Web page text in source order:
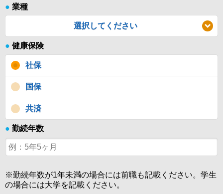
● 業種
選択してください
● 健康保険
社保
国保
共済
● 勤続年数
※勤続年数が1年未満の場合には前職も記載ください。学生
の場合には大学を記載ください。